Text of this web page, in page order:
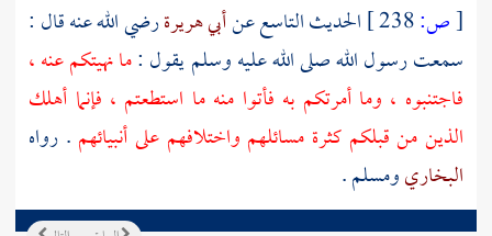
[ص: الحديث التاسع عنأبي هريرةرضي الله عنه قال :
سمعت رسول الله صلى الله عليه وسلم يقول :ما نهيتكم عنه ،
فاجتنبوه ، وما أمرتكم به فأتوا منه ما استطعتم ، فإنما أهلك
الذين من قبلكم كثرة مسائلهم واختلافهم على أنبيائهم . رواه
البخاريومسلم.